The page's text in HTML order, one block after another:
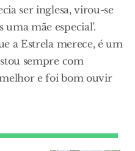
ser inglesa, virou-se
mãe especial’.
a Estrela merece, é um
sempre com
e foi bom ouvir